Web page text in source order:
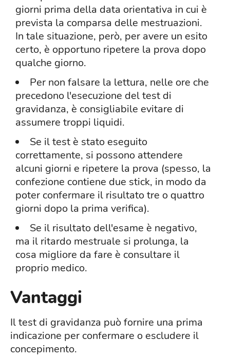
giorni prima della data orientativa in cui è
prevista la comparsa delle mestruazioni.
In tale situazione, però, per avere un esito
certo, è opportuno ripetere la prova dopo
qualche giorno.
Per non falsare la lettura, nelle ore che
precedono l'esecuzione del test di
gravidanza, è consigliabile evitare di
assumere troppi liquidi.
Se il test è stato eseguito
correttamente, si possono attendere
alcuni giorni e ripetere la prova (spesso, la
confezione contiene due stick, in modo da
poter confermare il risultato tre o quattro
giorni dopo la prima verifica).
Se il risultato dell'esame è negativo,
ma il ritardo mestruale si prolunga, la
cosa migliore da fare è consultare il
proprio medico.
Vantaggi
Il test di gravidanza può fornire una prima
indicazione per confermare o escludere il
concepimento.